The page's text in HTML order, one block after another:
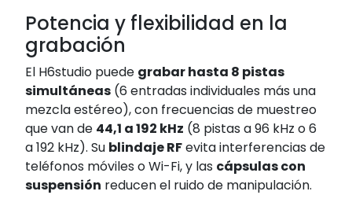
Potencia y flexibilidad en la
grabación
El H6studio puede grabar hasta 8 pistas
simultáneas (6 entradas individuales más una
mezcla estéreo), con frecuencias de muestreo
que van de 44,1 a 192 kHz (8 pistas a 96 kHz o 6
a 192 kHz). Su blindaje RFevita interferencias de
teléfonos móviles o Wi-Fi, y las cápsulas con
suspensión reducen el ruido de manipulación.